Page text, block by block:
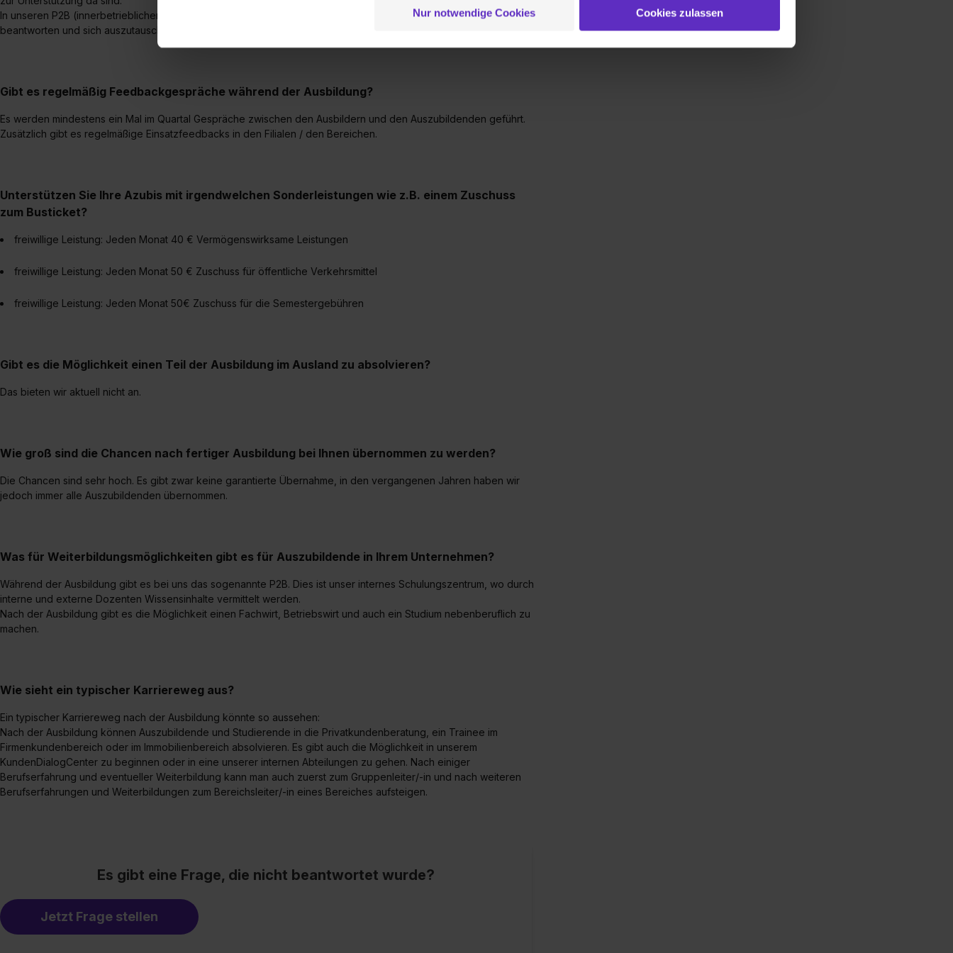
zu. . In diesem Fall sowie bei der separaten Aktivierung von „Social Media und Marketing“ bist du auch damit
Einwilligung zur Platzierung von Cookies der Kategorien „Präferenzen“, „Statistiken“ und „Social Media und Marketing“
verfügen über kein angemessenes Datenschutzniveau (EuGH – Schrems II). Du kannst die von dir erteilte Einwilligung
jederzeit mit Wirkung für die Zukunft ganz oder teilweise über unsere Datenschutzerklärung unter dem Punkt
Nur notwendige Cookies Cookies zulassen
In unseren P2B (innerbetrieblicher Unterricht) sind unsere Ausbilder ebenfalls häufig vor Ort um Fragen zu
beantworten und sich auszutauschen.
Gibt es regelmäßig Feedbackgespräche während der Ausbildung?
Es werden mindestens ein Mal im Quartal Gespräche zwischen den Ausbildern und den Auszubildenden geführt.
Zusätzlich gibt es regelmäßige Einsatzfeedbacks in den Filialen / den Bereichen.
Unterstützen Sie Ihre Azubis mit irgendwelchen Sonderleistungen wie z.B. einem Zuschuss
zum Busticket?
freiwillige Leistung: Jeden Monat 40 € Vermögenswirksame Leistungen
freiwillige Leistung: Jeden Monat 50 € Zuschuss für öffentliche Verkehrsmittel
freiwillige Leistung: Jeden Monat 50€ Zuschuss für die Semestergebühren
Gibt es die Möglichkeit einen Teil der Ausbildung im Ausland zu absolvieren?
Das bieten wir aktuell nicht an.
Wie groß sind die Chancen nach fertiger Ausbildung bei Ihnen übernommen zu werden?
Die Chancen sind sehr hoch. Es gibt zwar keine garantierte Übernahme, in den vergangenen Jahren haben wir
jedoch immer alle Auszubildenden übernommen.
Was für Weiterbildungsmöglichkeiten gibt es für Auszubildende in Ihrem Unternehmen?
Während der Ausbildung gibt es bei uns das sogenannte P2B. Dies ist unser internes Schulungszentrum, wo durch
interne und externe Dozenten Wissensinhalte vermittelt werden.
Nach der Ausbildung gibt es die Möglichkeit einen Fachwirt, Betriebswirt und auch ein Studium nebenberuflich zu
machen.
Wie sieht ein typischer Karriereweg aus?
Ein typischer Karriereweg nach der Ausbildung könnte so aussehen:
Nach der Ausbildung können Auszubildende und Studierende in die Privatkundenberatung, ein Trainee im
Firmenkundenbereich oder im Immobilienbereich absolvieren. Es gibt auch die Möglichkeit in unserem
KundenDialogCenter zu beginnen oder in eine unserer internen Abteilungen zu gehen. Nach einiger
Berufserfahrung und eventueller Weiterbildung kann man auch zuerst zum Gruppenleiter/-in und nach weiteren
Berufserfahrungen und Weiterbildungen zum Bereichsleiter/-in eines Bereiches aufsteigen.
Es gibt eine Frage, die nicht beantwortet wurde?
Jetzt Frage stellen